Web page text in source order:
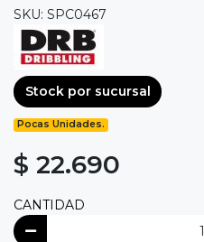
SKU: SPC0467
Stock por sucursal
Pocas Unidades.
$ 22.690
CANTIDAD